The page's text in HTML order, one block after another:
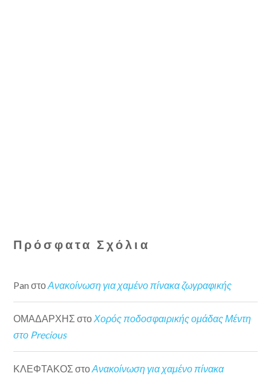
Πρόσφατα Σχόλια
Pan στοΑνακοίνωση για χαμένο πίνακα ζωγραφικής
ΟΜΑΔΑΡΧΗΣ στοΧορός ποδοσφαιρικής ομάδας Μέντη
στο Precious
ΚΛΕΦΤΑΚΟΣ στοΑνακοίνωση για χαμένο πίνακα